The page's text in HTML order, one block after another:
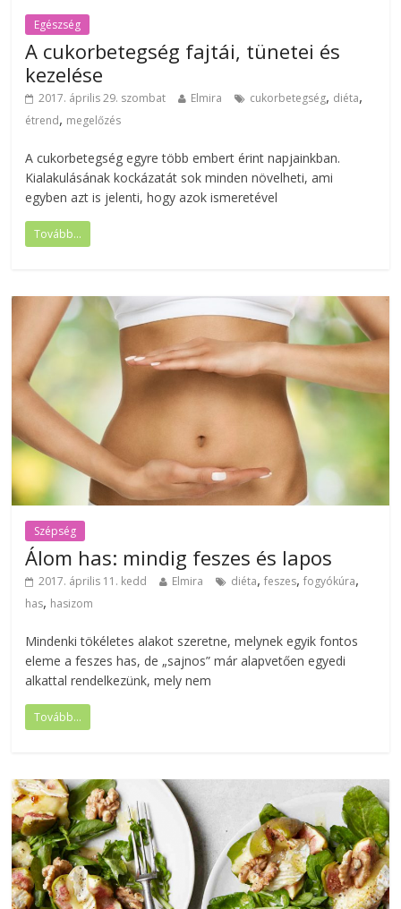
Egészség
A cukorbetegség fajtái, tünetei és
kezelése
2017. április 29. szombat Elmira cukorbetegség, diéta,
étrend, megelőzés
A cukorbetegség egyre több embert érint napjainkban.
Kialakulásának kockázatát sok minden növelheti, ami
egyben azt is jelenti, hogy azok ismeretével
Tovább...
Szépség
Álom has: mindig feszes és lapos
2017. április 11. kedd Elmira diéta,feszes,fogyókúra,
has, hasizom
Mindenki tökéletes alakot szeretne, melynek egyik fontos
eleme a feszes has, de „sajnos” már alapvetően egyedi
alkattal rendelkezünk, mely nem
Tovább...